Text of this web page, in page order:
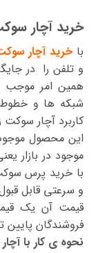
خرید آچار
با خرید آچار
و تلفن را در
همین امر موجب
شبکه ها و
کاربرد آچار سوکت
این محصول
با خرید پرس
و سرعتی قابل
قیمت آن یک
فروشندگان
نحوه ی کار با